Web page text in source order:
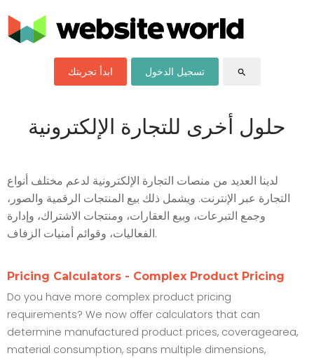
ابدأ تجربتك تسجيل الدخول search
حلول أخرى للتجارة الإلكترونية
لدينا العديد من منصات التجارة الإلكترونية لدعم مختلف أنواع
التجارة عبر الإنترنت. ويشمل ذلك بيع المنتجات الرقمية والصور،
وجمع التبرعات، وبيع العقارات، ومنتجات الاشتراك، وإدارة
الفعاليات، وقوائم أمنيات الزفاف.
Pricing Calculators - Complex Product Pricing
Do you have more complex product pricing
requirements? We now offer calculators that can
determine manufactured product prices, coveragearea,
material consumption, spans multiple dimensions,